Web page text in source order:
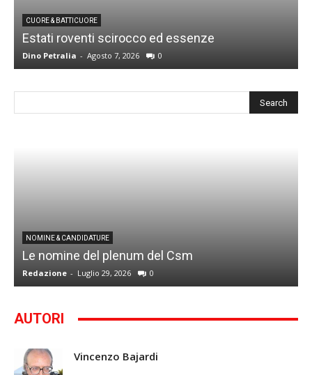
CUORE & BATTICUORE
Estati roventi scirocco ed essenze
Dino Petralia - Agosto 7, 2026 0
NOMINE & CANDIDATURE
Le nomine del plenum del Csm
Redazione - Luglio 29, 2026 0
AUTORI
Vincenzo Bajardi